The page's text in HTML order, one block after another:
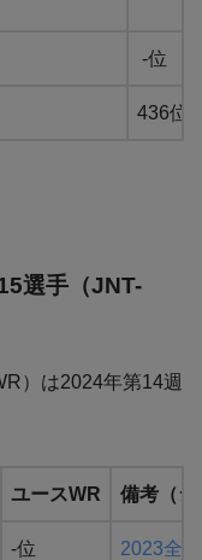
-位
436位
選手（JNT-
）は2024年第14週
ユースWR 備考（シ
-位 2023全